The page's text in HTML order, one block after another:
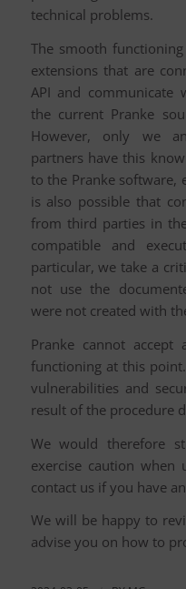
technical problems.
The smooth
extensions that are
API and
the current Pranke
However, only we
partners have this
to the Pranke software,
is also possible that
from third parties in
compatible and
particular, we take a
not use the
were not created with
Pranke cannot
functioning at this
vulnerabilities and
result of the procedure
We would therefore
exercise caution when
contact us if you have
We will be happy to
advise you on how to